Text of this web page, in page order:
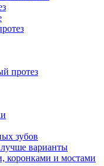
протез
зубов
лучше варианты
коронками и мостами